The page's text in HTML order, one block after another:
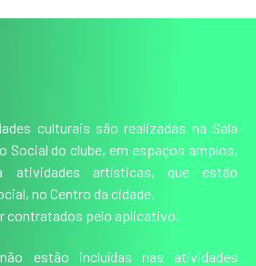
culturais são realizadas na Sala
Social do clube, em espaços amplos,
atividades artísticas, que estão
no Centro da cidade.
contratados pelo aplicativo.
estão incluídas nas atividades